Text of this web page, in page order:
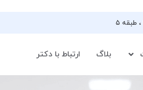
بلاگ ارتباط با دکتر